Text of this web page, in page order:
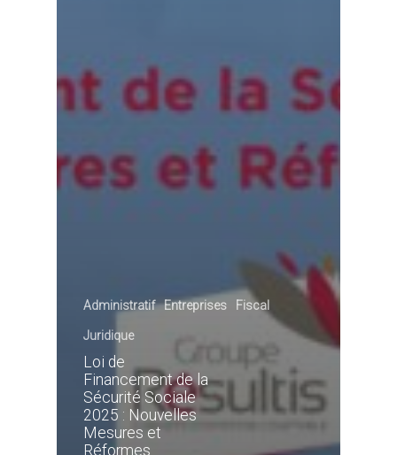
Administratif Entreprises Fiscal
Juridique
Loi de
Financement de la
Sécurité Sociale
2025 : Nouvelles
Mesures et
Réformes